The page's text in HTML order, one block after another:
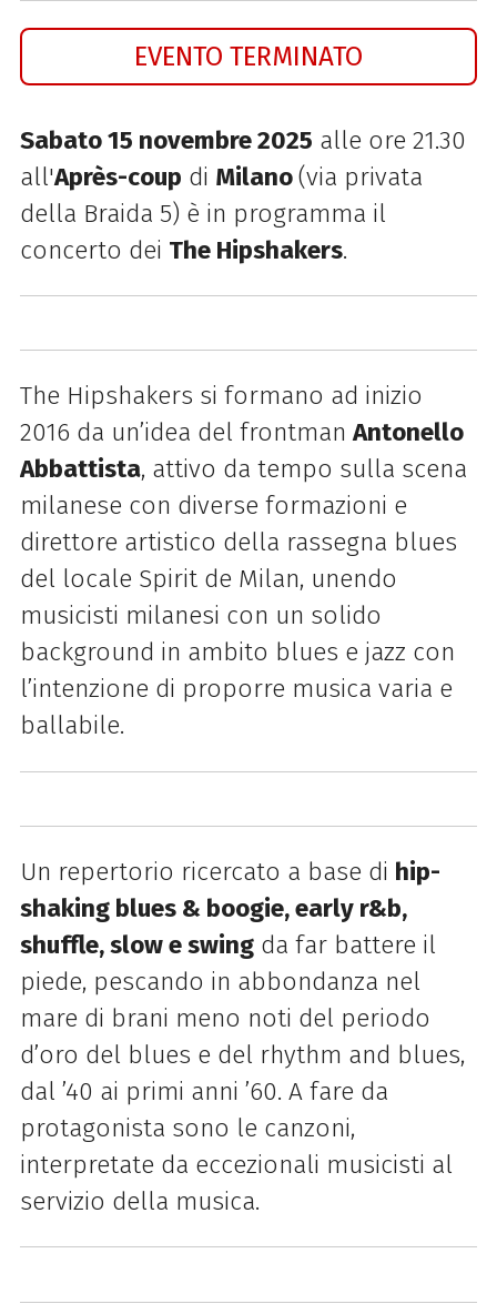
EVENTO TERMINATO
Sabato 15 novembre2025 alle ore 21.30
all'Après-coup di Milano(via privata
della Braida 5) è in programma il
concerto dei The Hipshakers.
The Hipshakers si formano ad inizio
2016 da un’idea del frontmanAntonello
Abbattista, attivo da tempo sulla scena
milanese con diverse formazioni e
direttore artistico della rassegna blues
del locale Spirit de Milan, unendo
musicisti milanesi con un solido
background in ambito blues e jazz con
l’intenzione di proporre musica varia e
ballabile.
Un repertorio ricercato a base di hip-
shaking blues & boogie, early r&b,
shuffle, slow e swingda far battere il
piede, pescando in abbondanza nel
mare di brani meno noti del periodo
d’oro del blues e del rhythm and blues,
dal ’40 ai primi anni ’60. A fare da
protagonista sono le canzoni,
interpretate da eccezionali musicisti al
servizio della musica.